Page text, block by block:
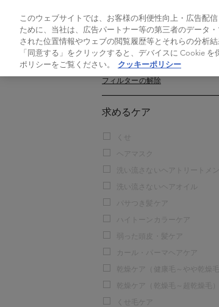
Home > 製品シリーズ
フィルター(2)
フィルターの解除
求めるケア
くせ
ヘアマスク
洗い流さないヘアトリートメン
洗い流さないヘアオイル
パサつき髪ケア
ハイトーンカラーケア
弱った頭皮・髪ケア
カール・パーマヘアケア
乾燥ケア（健康毛～やや乾燥毛
乾燥ケア（乾燥毛～超乾燥毛）
くせ毛ケア
このウェブサイトでは、お客様の利便性向上・広告配
ために、当社は、広告パートナー等の第三者のデータ
された位置情報やウェブの閲覧履歴等とそれらの分析
「同意する」をクリックすると、デバイスに Cookie
ポリシーをご覧ください。
クッキーポリシー